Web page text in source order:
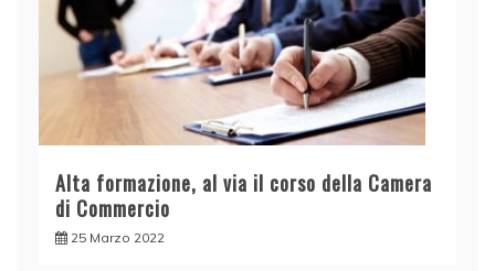
Alta formazione, al via il corso della Camera
di Commercio
25 Marzo 2022